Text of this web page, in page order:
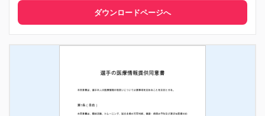
ダウンロードページへ